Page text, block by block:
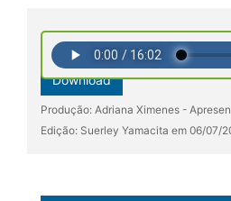
Download
Produção: Adriana Ximenes -
Edição: Suerley Yamacita em 06/07/